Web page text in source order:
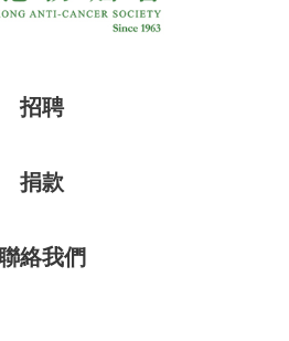
招聘
捐款
絡我們